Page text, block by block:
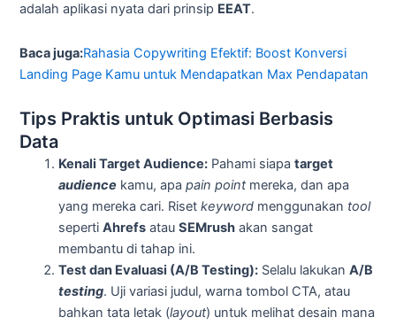
adalah aplikasi nyata dari prinsip EEAT.
Baca juga:Rahasia Copywriting Efektif: Boost Konversi
Landing Page Kamu untuk Mendapatkan Max Pendapatan
Tips Praktis untuk Optimasi Berbasis
Data
Kenali Target Audience: Pahami siapatarget
audience kamu, apapain pointmereka, dan apa
yang mereka cari. Risetkeyword menggunakan tool
sepertiAhrefs atauSEMrush akan sangat
membantu di tahap ini.
Test dan Evaluasi (A/B Testing): Selalu lakukanA/B
testing. Uji variasi judul, warna tombol CTA, atau
bahkan tata letak (layout) untuk melihat desain mana